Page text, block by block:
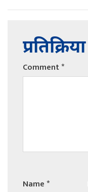
प्रतिक्रिया
Comment*
Name*